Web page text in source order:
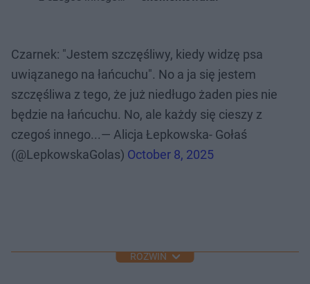
Czarnek: "Jestem szczęśliwy, kiedy widzę psa
uwiązanego na łańcuchu". No a ja się jestem
szczęśliwa z tego, że już niedługo żaden pies nie
będzie na łańcuchu. No, ale każdy się cieszy z
czegoś innego...— Alicja Łepkowska- Gołaś
(@LepkowskaGolas) October 8, 2025
ROZWIŃ